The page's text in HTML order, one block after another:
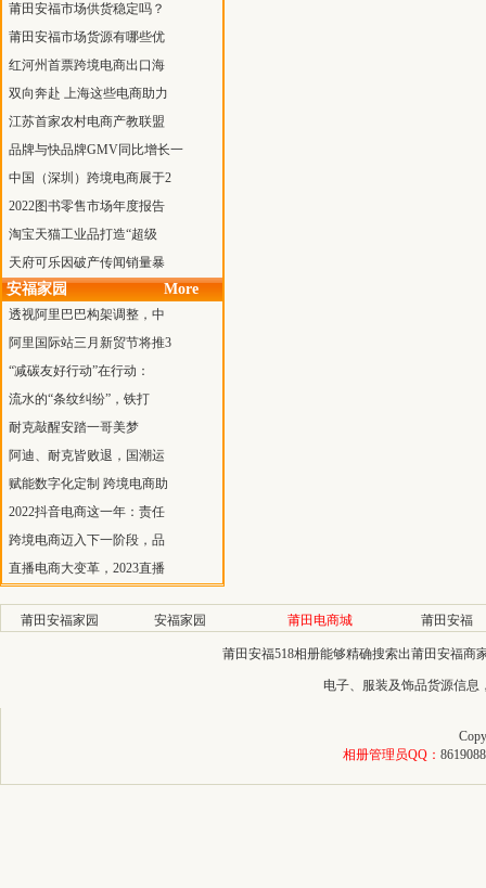
莆田安福市场供货稳定吗？
莆田安福市场货源有哪些优
红河州首票跨境电商出口海
双向奔赴 上海这些电商助力
江苏首家农村电商产教联盟
品牌与快品牌GMV同比增长一
中国（深圳）跨境电商展于2
2022图书零售市场年度报告
淘宝天猫工业品打造“超级
天府可乐因破产传闻销量暴
安福家园 More
透视阿里巴巴构架调整，中
阿里国际站三月新贸节将推3
“减碳友好行动”在行动：
流水的“条纹纠纷”，铁打
耐克敲醒安踏一哥美梦
阿迪、耐克皆败退，国潮运
赋能数字化定制 跨境电商助
2022抖音电商这一年：责任
跨境电商迈入下一阶段，品
直播电商大变革，2023直播
莆田安福家园 安福家园 莆田电商城 莆田安福
莆田安福518相册能够精确搜索出莆田安福商
电子、服装及饰品货源信
相册管理员QQ： 8619088